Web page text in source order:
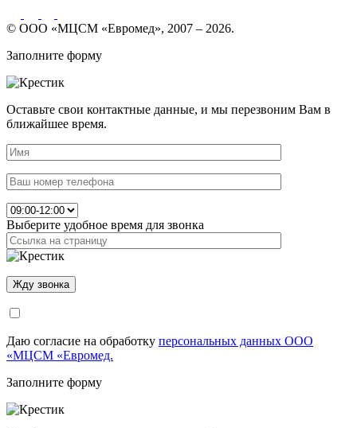
© ООО «МЦСМ «Евромед», 2007 – 2026.
Заполните форму
Оставьте свои контактные данные, и мы перезвоним Вам в
ближайшее время.
Выберите удобное время для звонка
Даю согласие на обработку персональных данных ООО
«МЦСМ «Евромед.
Заполните форму